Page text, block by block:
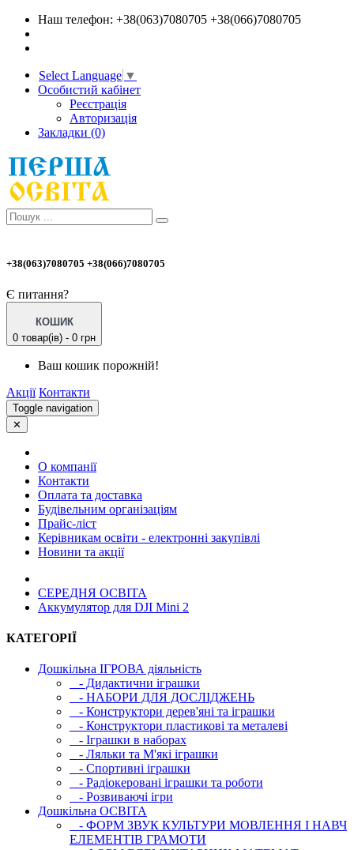
Наш телефон: +38(063)7080705 +38(066)7080705
Select Language ▼
Особистий кабінет
Реєстрація
Авторизація
Закладки (0)
+38(063)7080705 +38(066)7080705
Є питання?
КОШИК
0 товар(ів) - 0 грн
Ваш кошик порожній!
Акції Контакти
Toggle navigation
✕
О компанії
Контакти
Оплата та доставка
Будівельним організаціям
Прайс-ліст
Керівникам освіти - електронні закупівлі
Новини та акції
СЕРЕДНЯ ОСВIТА
Аккумулятор для DJI Mini 2
КАТЕГОРІЇ
Дошкільна ІГРОВА діяльність
- Дидактични іграшки
- НАБОРИ ДЛЯ ДОСЛІДЖЕНЬ
- Конструктори дерев'яні та іграшки
- Конструктори пластикові та металеві
- Іграшки в наборах
- Ляльки та М'які іграшки
- Спортивні іграшки
- Радіокеровані іграшки та роботи
- Розвиваючі ігри
Дошкільна ОСВIТА
- ФОРМ ЗВУК КУЛЬТУРИ МОВЛЕННЯ І НАВЧ
ЕЛЕМЕНТІВ ГРАМОТИ